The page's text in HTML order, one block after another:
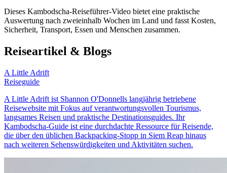
Dieses Kambodscha-Reiseführer-Video bietet eine praktische
Auswertung nach zweieinhalb Wochen im Land und fasst Kosten,
Sicherheit, Transport, Essen und Menschen zusammen.
Reiseartikel & Blogs
A Little Adrift
Reiseguide
A Little Adrift ist Shannon O'Donnells langjährig betriebene
Reisewebsite mit Fokus auf verantwortungsvollen Tourismus,
langsames Reisen und praktische Destinationsguides. Ihr
Kambodscha-Guide ist eine durchdachte Ressource für Reisende,
die über den üblichen Backpacking-Stopp in Siem Reap hinaus
nach weiteren Sehenswürdigkeiten und Aktivitäten suchen.